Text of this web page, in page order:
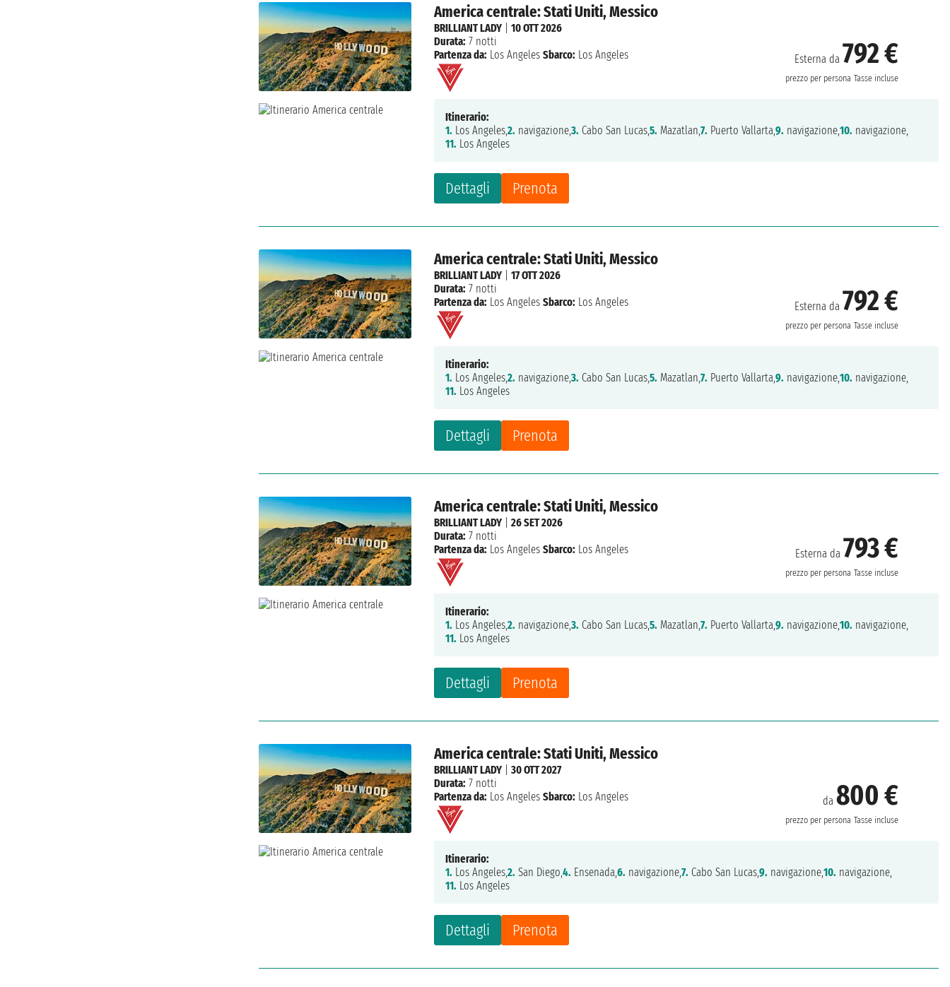
America centrale: Stati Uniti, Messico
Esterna da 792 €
prezzo per persona Tasse incluse
Dettagli Prenota
BRILLIANT LADY |10 OTT 2026
Durata: 7 notti
Partenza da: Los Angeles Sbarco: Los Angeles
Itinerario:
1. Los Angeles,2. navigazione,3. Cabo San Lucas,5. Mazatlan,7. Puerto Vallarta,9. navigazione,10. navigazione,
11. Los Angeles
America centrale: Stati Uniti, Messico
Esterna da 792 €
prezzo per persona Tasse incluse
Dettagli Prenota
BRILLIANT LADY |17 OTT 2026
Durata: 7 notti
Partenza da: Los Angeles Sbarco: Los Angeles
Itinerario:
1. Los Angeles,2. navigazione,3. Cabo San Lucas,5. Mazatlan,7. Puerto Vallarta,9. navigazione,10. navigazione,
11. Los Angeles
America centrale: Stati Uniti, Messico
Esterna da 793 €
prezzo per persona Tasse incluse
Dettagli Prenota
BRILLIANT LADY |26 SET 2026
Durata: 7 notti
Partenza da: Los Angeles Sbarco: Los Angeles
Itinerario:
1. Los Angeles,2. navigazione,3. Cabo San Lucas,5. Mazatlan,7. Puerto Vallarta,9. navigazione,10. navigazione,
11. Los Angeles
America centrale: Stati Uniti, Messico
da800 €
prezzo per persona Tasse incluse
Dettagli Prenota
BRILLIANT LADY |30 OTT 2027
Durata: 7 notti
Partenza da: Los Angeles Sbarco: Los Angeles
Itinerario:
1. Los Angeles,2. San Diego,4. Ensenada,6. navigazione,7. Cabo San Lucas,9. navigazione,10. navigazione,
11. Los Angeles